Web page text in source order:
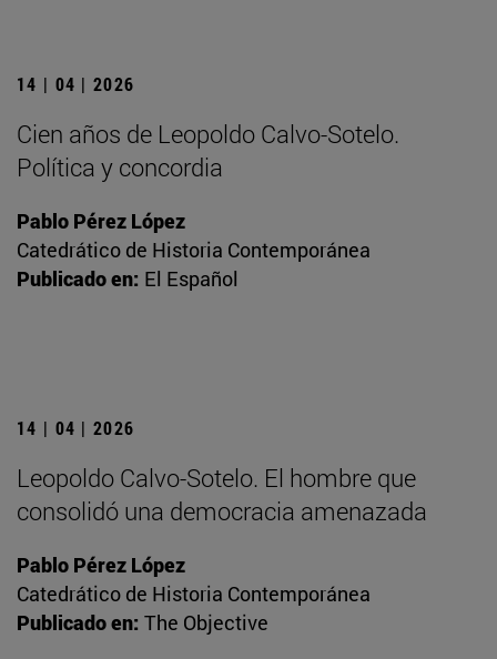
14 | 04 | 2026
Cien años de Leopoldo Calvo-Sotelo.
Política y concordia
Pablo Pérez López
Catedrático de Historia Contemporánea
Publicado en: El Español
14 | 04 | 2026
Leopoldo Calvo-Sotelo. El hombre que
consolidó una democracia amenazada
Pablo Pérez López
Catedrático de Historia Contemporánea
Publicado en: The Objective